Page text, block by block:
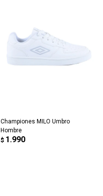
Championes MILO Umbro
Hombre
$ 1.990